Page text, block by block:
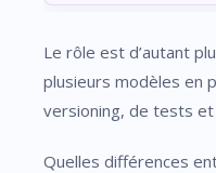
Le rôle est d’autant
plusieurs modèles en
versioning, de tests
Quelles différences